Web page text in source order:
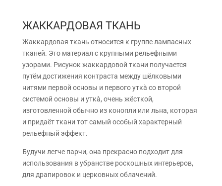
ЖАККАРДОВАЯ ТКАНЬ
Жаккардовая ткань относится к группе лампасных
тканей. Это материал с крупными рельефными
узорами. Рисунок жаккардовой ткани получается
путём достижения контраста между шёлковыми
нитями первой основы и первого уткà со второй
системой основы и уткà, очень жёсткой,
изготовленной обычно из конопли или льна, которая
и придаёт ткани тот самый особый характерный
рельефный эффект.
Будучи легче парчи, она прекрасно подходит для
использования в убранстве роскошных интерьеров,
для драпировок и церковных облачений.